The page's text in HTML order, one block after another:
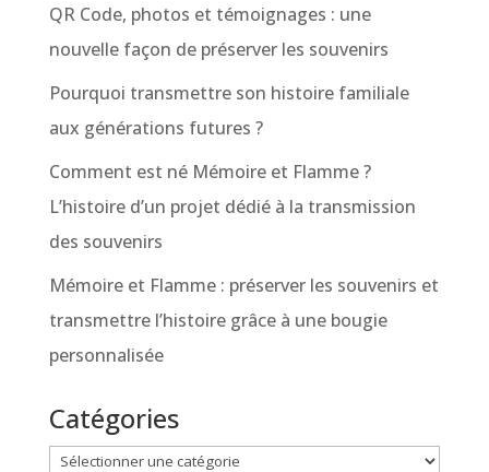
QR Code, photos et témoignages : une
nouvelle façon de préserver les souvenirs
Pourquoi transmettre son histoire familiale
aux générations futures ?
Comment est né Mémoire et Flamme ?
L’histoire d’un projet dédié à la transmission
des souvenirs
Mémoire et Flamme : préserver les souvenirs et
transmettre l’histoire grâce à une bougie
personnalisée
Catégories
Catégories